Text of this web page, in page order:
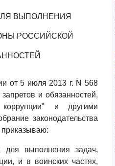
ВЫПОЛНЕНИЯ
РОССИЙСКОЙ
от 5 июля 2013 г. N 568
и обязанностей,
и другими
законодательства
приказываю:
для выполнения задач,
и в воинских частях,